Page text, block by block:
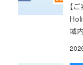
【
域